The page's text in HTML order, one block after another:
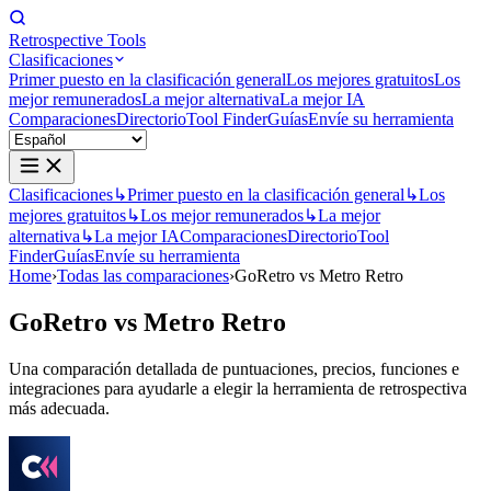
Retrospective Tools
Clasificaciones
Primer puesto en la clasificación generalLos mejores gratuitosLos
mejor remuneradosLa mejor alternativaLa mejor IA
ComparacionesDirectorioTool FinderGuíasEnvíe su herramienta
Clasificaciones↳Primer puesto en la clasificación general ↳Los
mejores gratuitos↳Los mejor remunerados↳La mejor
alternativa ↳La mejor IAComparacionesDirectorioTool
FinderGuíasEnvíe su herramienta
Home›Todas las comparaciones›GoRetro vs Metro Retro
GoRetro vs Metro Retro
Una comparación detallada de puntuaciones, precios, funciones e
integraciones para ayudarle a elegir la herramienta de retrospectiva
más adecuada.